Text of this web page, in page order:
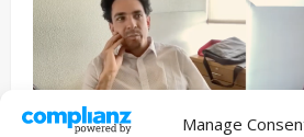
Manage
Entrevista Series